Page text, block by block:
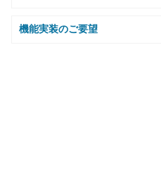
機能実装のご要望